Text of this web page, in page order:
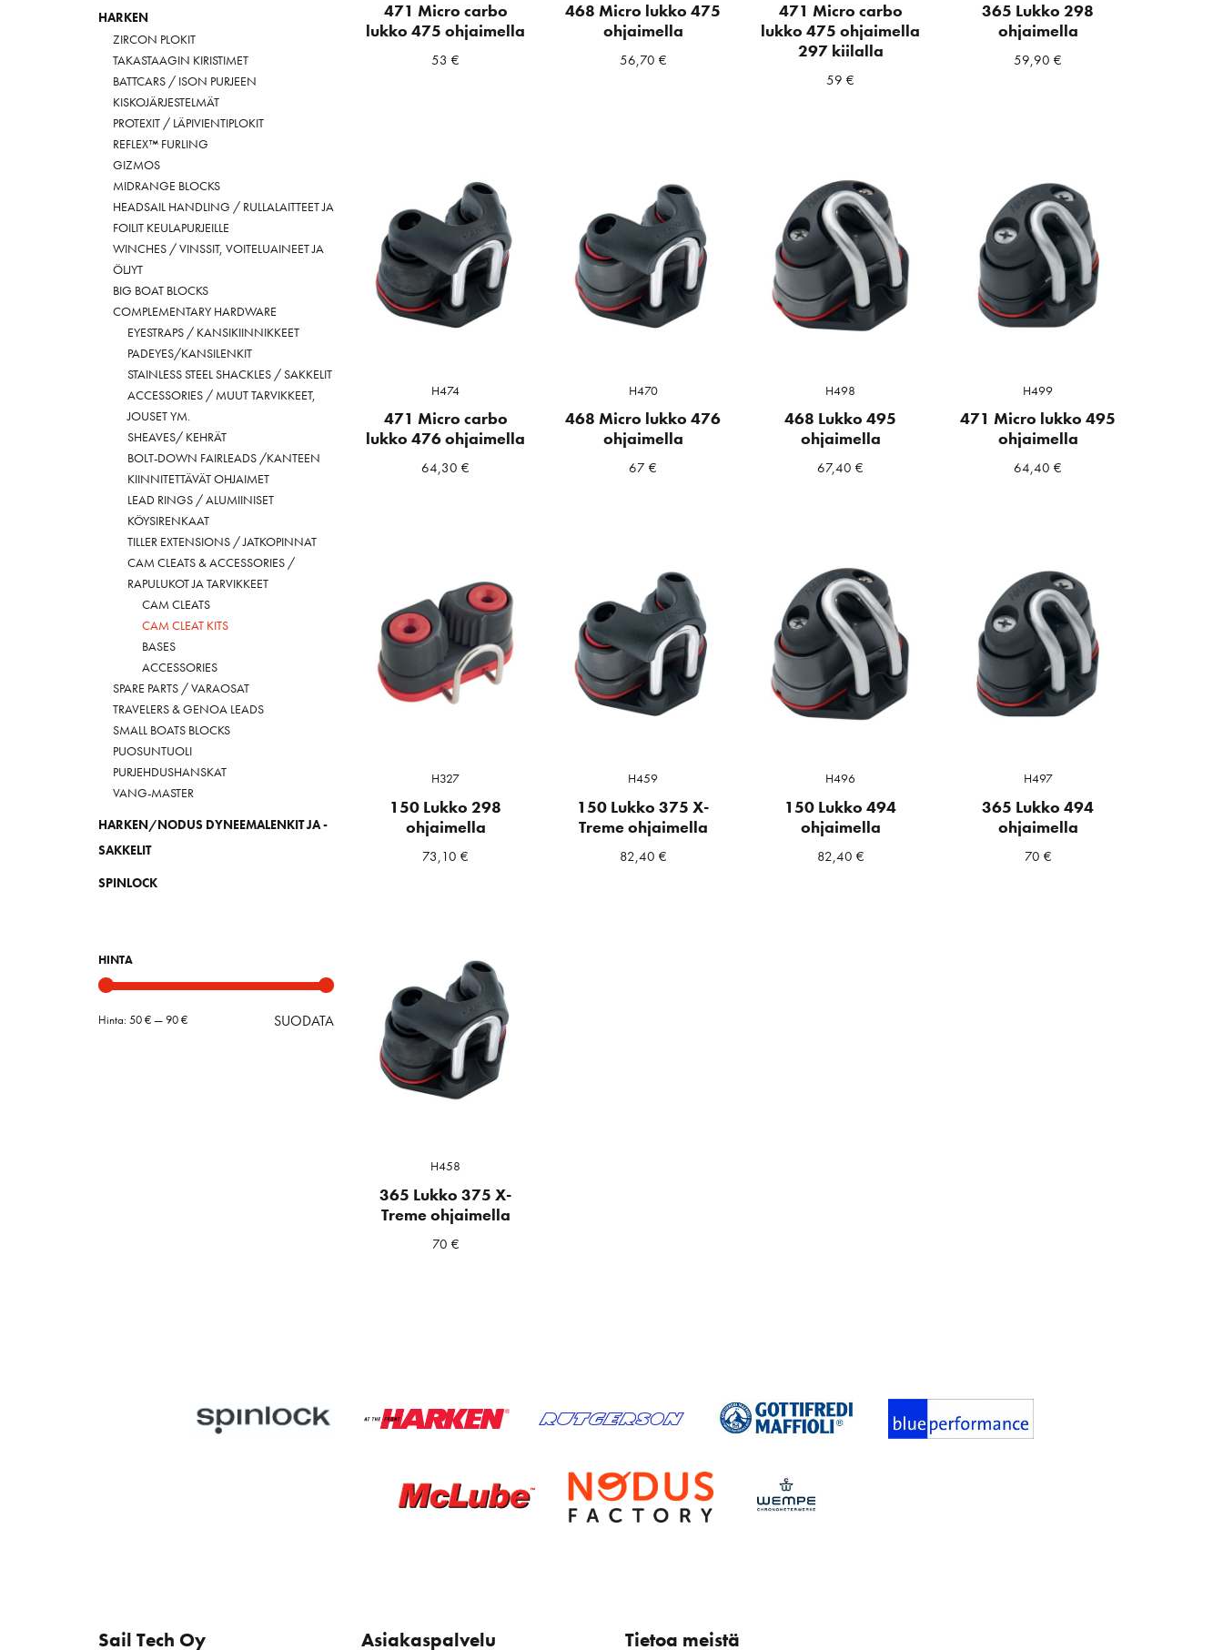
HARKEN
ZIRCON PLOKIT
TAKASTAAGIN KIRISTIMET
BATTCARS / ISON PURJEEN
KISKOJÄRJESTELMÄT
PROTEXIT / LÄPIVIENTIPLOKIT
REFLEX™ FURLING
GIZMOS
MIDRANGE BLOCKS
HEADSAIL HANDLING / RULLALAITTEET JA
FOILIT KEULAPURJEILLE
WINCHES / VINSSIT, VOITELUAINEET JA
ÖLJYT
BIG BOAT BLOCKS
COMPLEMENTARY HARDWARE
EYESTRAPS / KANSIKIINNIKKEET
PADEYES/KANSILENKIT
STAINLESS STEEL SHACKLES / SAKKELIT
ACCESSORIES / MUUT TARVIKKEET,
JOUSET YM.
SHEAVES/ KEHRÄT
BOLT-DOWN FAIRLEADS /KANTEEN
KIINNITETTÄVÄT OHJAIMET
LEAD RINGS / ALUMIINISET
KÖYSIRENKAAT
TILLER EXTENSIONS / JATKOPINNAT
CAM CLEATS & ACCESSORIES /
RAPULUKOT JA TARVIKKEET
CAM CLEATS
CAM CLEAT KITS
BASES
ACCESSORIES
SPARE PARTS / VARAOSAT
TRAVELERS & GENOA LEADS
SMALL BOATS BLOCKS
PUOSUNTUOLI
PURJEHDUSHANSKAT
VANG-MASTER
HARKEN/NODUS DYNEEMALENKIT JA -
SAKKELIT
SPINLOCK
HINTA
Minimihinta
Maksimihinta
SUODATA
Hinta: 50 €—90 €
471 Micro carbo
lukko 475 ohjaimella
53€
468 Micro lukko 475
ohjaimella
56,70 €
471 Micro carbo
lukko 475 ohjaimella
297 kiilalla
59€
365 Lukko 298
ohjaimella
59,90€
H474
471 Micro carbo
lukko 476 ohjaimella
64,30€
H470
468 Micro lukko 476
ohjaimella
67€
H498
468 Lukko 495
ohjaimella
67,40€
H499
471 Micro lukko 495
ohjaimella
64,40€
H327
150 Lukko 298
ohjaimella
73,10€
H459
150 Lukko 375 X-
Treme ohjaimella
82,40 €
H496
150 Lukko 494
ohjaimella
82,40 €
H497
365 Lukko 494
ohjaimella
70 €
H458
365 Lukko 375 X-
Treme ohjaimella
70 €
Sail Tech Oy Asiakaspalvelu Tietoa meistä